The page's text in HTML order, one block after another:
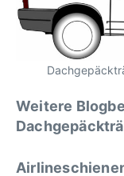
Weitere